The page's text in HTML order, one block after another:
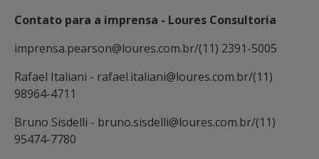
Contato para a imprensa - Loures Consultoria
imprensa.pearson@loures.com.br/(11) 2391-5005
Rafael Italiani - rafael.italiani@loures.com.br/(11)
98964-4711
Bruno Sisdelli - bruno.sisdelli@loures.com.br/(11)
95474-7780